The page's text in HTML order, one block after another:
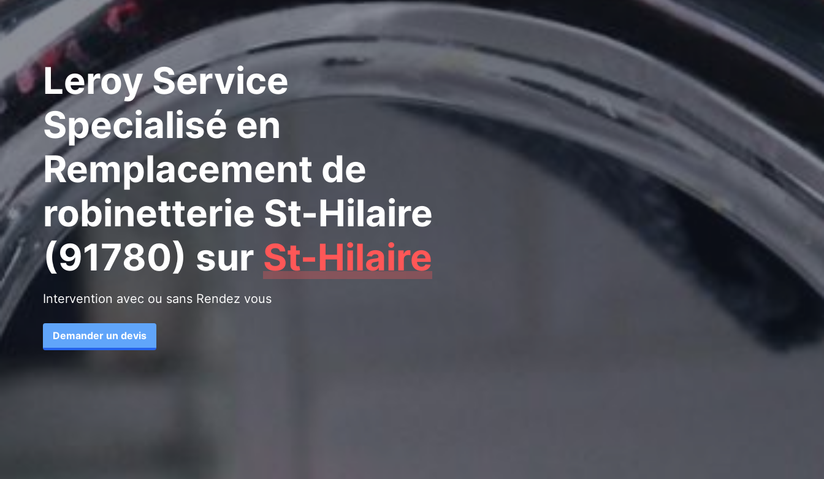
Leroy Service
Specialisé en
Remplacement de
robinetterie St-Hilaire
(91780) sur St-Hilaire
Intervention avec ou sans Rendez vous
Demander un devis